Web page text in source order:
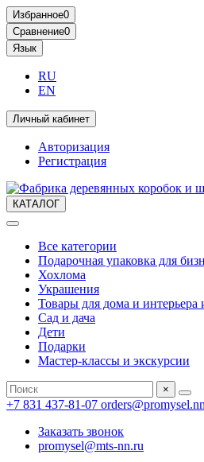
Избранное0
Сравнение0
Язык
RU
EN
Личный кабинет
Авторизация
Регистрация
КАТАЛОГ
Все категории
Подарочная упаковка для
Хохлома
Украшения
Товары для дома и интерьера
Сад и дача
Дети
Подарки
Мастер-классы и экскурсии
×
+7 831 437-81-07
Заказать звонок
promysel@mts-nn.ru